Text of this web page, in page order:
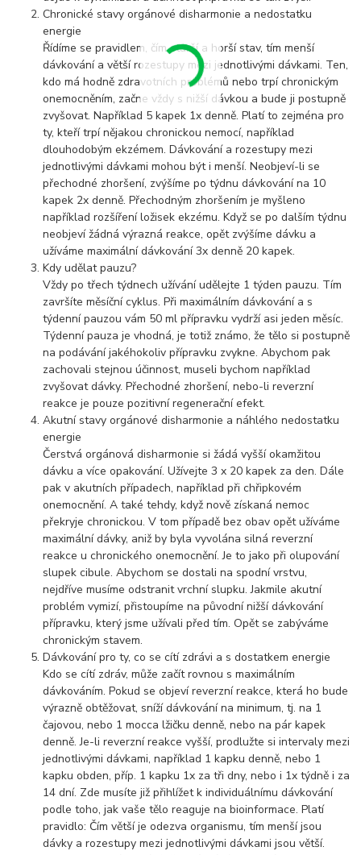
Chronické stavy orgánové disharmonie a nedostatku
energie
Řídíme se pravidlem, čím starší a horší stav, tím menší
dávkování a větší rozestupy mezi jednotlivými dávkami. Ten,
kdo má hodně zdravotních problémů nebo trpí chronickým
onemocněním, začne vždy s nižší dávkou a bude ji postupně
zvyšovat. Například 5 kapek 1x denně. Platí to zejména pro
ty, kteří trpí nějakou chronickou nemocí, například
dlouhodobým ekzémem. Dávkování a rozestupy mezi
jednotlivými dávkami mohou být i menší. Neobjeví-li se
přechodné zhoršení, zvýšíme po týdnu dávkování na 10
kapek 2x denně. Přechodným zhoršením je myšleno
například rozšíření ložisek ekzému. Když se po dalším týdnu
neobjeví žádná výrazná reakce, opět zvýšíme dávku a
užíváme maximální dávkování 3x denně 20 kapek.
Kdy udělat pauzu?
Vždy po třech týdnech užívání udělejte 1 týden pauzu. Tím
završíte měsíční cyklus. Při maximálním dávkování a s
týdenní pauzou vám 50 ml přípravku vydrží asi jeden měsíc.
Týdenní pauza je vhodná, je totiž známo, že tělo si postupně
na podávání jakéhokoliv přípravku zvykne. Abychom pak
zachovali stejnou účinnost, museli bychom například
zvyšovat dávky. Přechodné zhoršení, nebo-li reverzní
reakce je pouze pozitivní regenerační efekt.
Akutní stavy orgánové disharmonie a náhlého nedostatku
energie
Čerstvá orgánová disharmonie si žádá vyšší okamžitou
dávku a více opakování. Užívejte 3 x 20 kapek za den. Dále
pak v akutních případech, například při chřipkovém
onemocnění. A také tehdy, když nově získaná nemoc
překryje chronickou. V tom případě bez obav opět užíváme
maximální dávky, aniž by byla vyvolána silná reverzní
reakce u chronického onemocnění. Je to jako při olupování
slupek cibule. Abychom se dostali na spodní vrstvu,
nejdříve musíme odstranit vrchní slupku. Jakmile akutní
problém vymizí, přistoupíme na původní nižší dávkování
přípravku, který jsme užívali před tím. Opět se zabýváme
chronickým stavem.
Dávkování pro ty, co se cítí zdrávi a s dostatkem energie
Kdo se cítí zdráv, může začít rovnou s maximálním
dávkováním. Pokud se objeví reverzní reakce, která ho bude
výrazně obtěžovat, sníží dávkování na minimum, tj. na 1
čajovou, nebo 1 mocca lžičku denně, nebo na pár kapek
denně. Je-li reverzní reakce vyšší, prodlužte si intervaly mezi
jednotlivými dávkami, například 1 kapku denně, nebo 1
kapku obden, příp. 1 kapku 1x za tři dny, nebo i 1x týdně i za
14 dní. Zde musíte již přihlížet k individuálnímu dávkování
podle toho, jak vaše tělo reaguje na bioinformace. Platí
pravidlo: Čím větší je odezva organismu, tím menší jsou
dávky a rozestupy mezi jednotlivými dávkami jsou větší.